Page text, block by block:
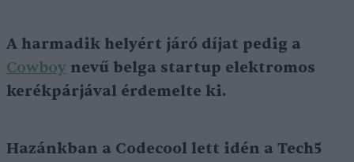
A harmadik helyért járó díjat pedig a
Cowboy nevű belga startup elektromos
kerékpárjával érdemelte ki.
Hazánkban a Codecool lett idén a Tech5